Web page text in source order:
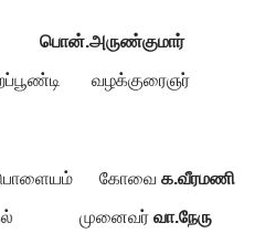
பொன்.அருண்குமார்
வழக்குரைஞர்
கோவை க.வீரமணி
முனைவர் வா.நேரு